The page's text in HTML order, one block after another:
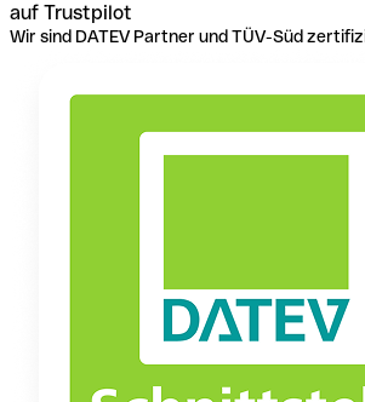
auf Trustpilot
Wir sind DATEV Partner und TÜV-Süd